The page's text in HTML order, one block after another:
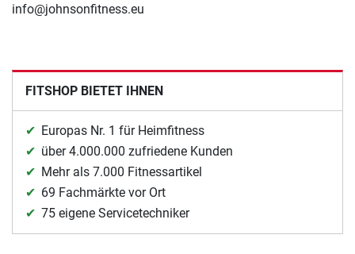
info@johnsonfitness.eu
FITSHOP BIETET IHNEN
Europas Nr. 1 für Heimfitness
über 4.000.000 zufriedene Kunden
Mehr als 7.000 Fitnessartikel
69 Fachmärkte vor Ort
75 eigene Servicetechniker